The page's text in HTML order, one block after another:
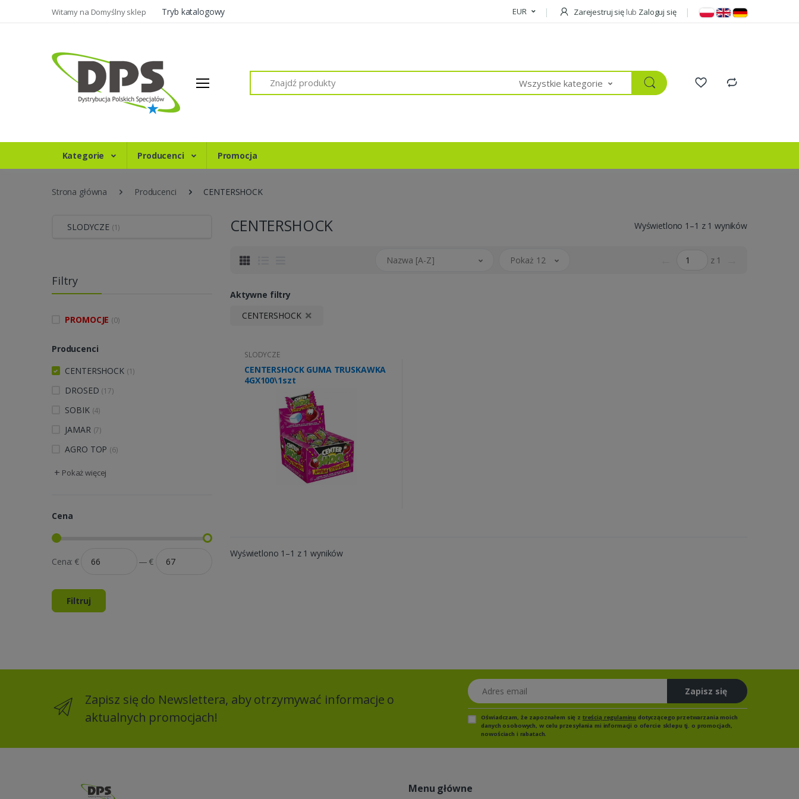
Witamy na Domyślny sklep Tryb katalogowy EUR Zarejestruj się lub Zaloguj się
Wszystkie kategorie
Kategorie Producenci Promocja
Strona główna Producenci CENTERSHOCK
SLODYCZE (1)
Filtry
PROMOCJE (0)
Producenci
CENTERSHOCK (1)
DROSED (17)
SOBIK (4)
JAMAR (7)
AGRO TOP (6)
+ Pokaż więcej
Cena
Cena: € — €
Filtruj
CENTERSHOCK Wyświetlono 1–1 z 1 wyników
Nazwa [A-Z] Pokaż 12 z 1
Aktywne filtry
CENTERSHOCK
SLODYCZE
CENTERSHOCK GUMA TRUSKAWKA
4GX100\1szt
Wyświetlono 1–1 z 1 wyników
Zapisz się do Newslettera, aby otrzymywać informacje o
aktualnych promocjach!
Adres email
Zapisz się
Oświadczam, że zapoznałem się z treścią regulaminu dotyczącego przetwarzania moich
danych osobowych, w celu przesyłania mi informacji o ofercie sklepu tj. o promocjach,
nowościach i rabatach.
Menu główne